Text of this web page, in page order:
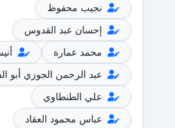
نجيب محفوظ
إحسان عبد القدوس
محمد عمارة
عبد الرحمن الجوزي أبو
علي الطنطاوي
عباس محمود العقاد